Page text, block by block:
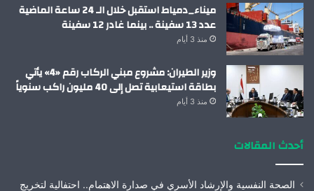
ميناء_دمياط استقبل خلال الـ 24 ساعة الماضية
عدد 13 سفينة .. بينما غادر 12 سفينة
منذ 3 أيام
وزير الطيران: مشروع مبني الركاب رقم «4» يأتي
بطاقة استيعابية تصل إلى 40 مليون راكب سنوياً
منذ 3 أيام
أحدث المقالات
الصحة النفسية والإرشاد الأسري في صدارة الاهتمام.. احتفالية لتخريج